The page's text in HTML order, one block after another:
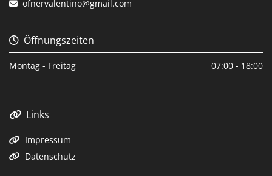
 ofnervalentino@gmail.com
 Öffnungszeiten
Montag - Freitag 07:00 - 18:00
 Links
 Impressum
 Datenschutz